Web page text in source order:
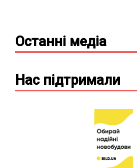
Останні медіа
Нас підтримали